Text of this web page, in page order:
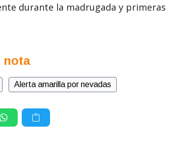
durante la madrugada y primeras
nota
Alerta amarilla por nevadas